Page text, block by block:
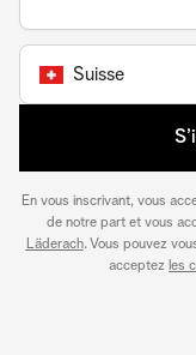
Suisse
En vous inscrivant, vous
de notre part et vous
Läderach. Vous pouvez
acceptez les